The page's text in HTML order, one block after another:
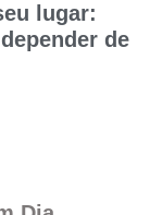
lugar:
de